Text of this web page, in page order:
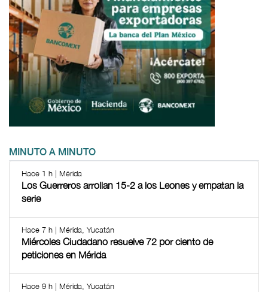
MINUTO A MINUTO
Hace 1 h | Mérida
Los Guerreros arrollan 15-2 a los Leones y empatan la
serie
Hace 7 h | Mérida, Yucatán
Miércoles Ciudadano resuelve 72 por ciento de
peticiones en Mérida
Hace 9 h | Mérida, Yucatán